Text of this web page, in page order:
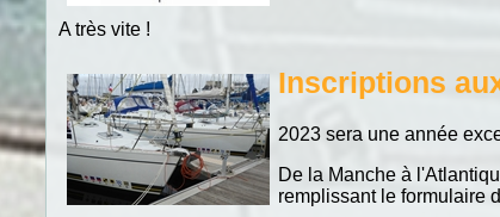
A très vite !
Inscriptions
2023 sera une année
De la Manche à
remplissant le formulaire